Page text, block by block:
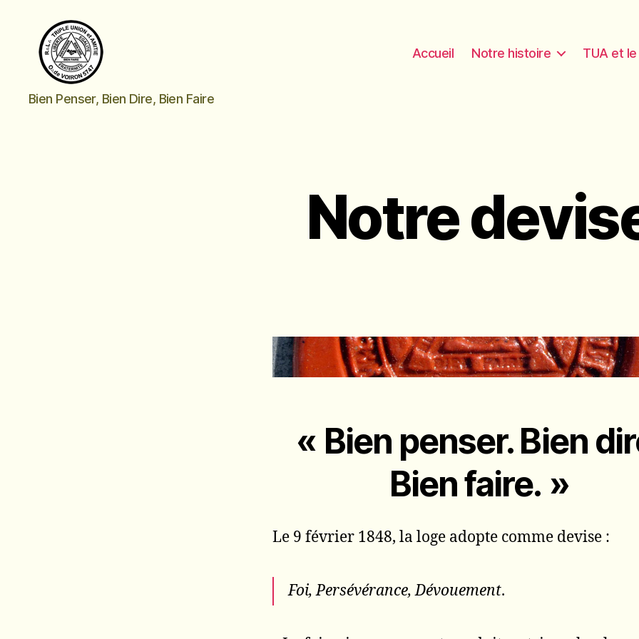
Triple
Union
Bien Penser, Bien Dire, Bien Faire
Accueil Notre histoire TUA et le
Notre
« Bien penser. Bien
Bien faire. »
Le 9 février 1848, la loge adopte comme devise :
Foi, Persévérance, Dévouement.